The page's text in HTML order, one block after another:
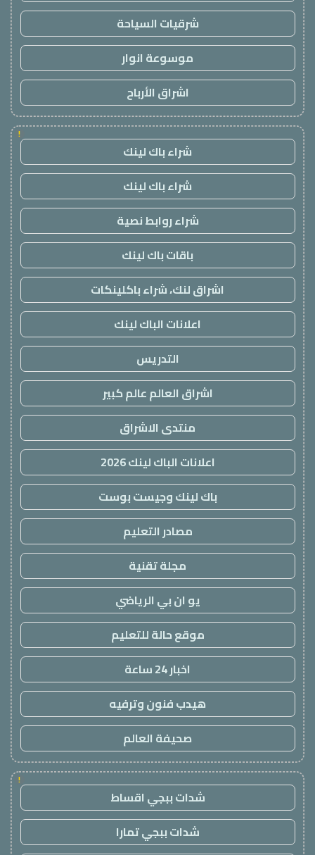
شرقيات السياحة
موسوعة انوار
اشراق الأرباح
!
شراء باك لينك
شراء باك لينك
شراء روابط نصية
باقات باك لينك
اشراق لنك، شراء باكلينكات
اعلانات الباك لينك
التدريس
اشراق العالم عالم كبير
منتدى الاشراق
اعلانات الباك لينك 2026
باك لينك وجيست بوست
مصادر التعليم
مجلة تقنية
يو ان بي الرياضي
موقع حالة للتعليم
اخبار 24 ساعة
هيدب فنون وترفيه
صحيفة العالم
!
شدات ببجي اقساط
شدات ببجي تمارا